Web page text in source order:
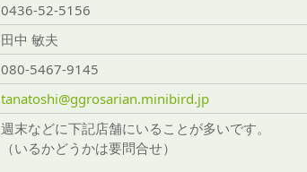
0436-52-5156
田中 敏夫
080-5467-9145
tanatoshi@ggrosarian.minibird.jp
週末などに下記店舗にいることが多いです。
（いるかどうかは要問合せ）